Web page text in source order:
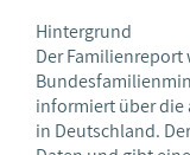
Hintergrund
Der
informiert über die
in Deutschland.